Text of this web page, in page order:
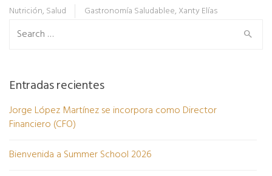
Nutrición, Salud Gastronomía Saludablee, Xanty Elías
Search
Entradas recientes
Jorge López Martínez se incorpora como Director
Financiero (CFO)
Bienvenida a Summer School 2026